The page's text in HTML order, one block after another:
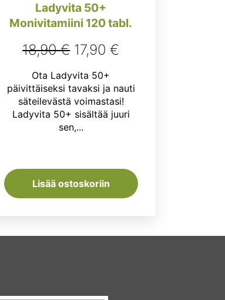
Ladyvita 50+
Monivitamiini 120 tabl.
18,90€ Alkuperäinen
hinta
oli:
18,90 €.
17,90 €
on:
17,90 €.
Ota Ladyvita 50+
päivittäiseksi tavaksi ja nauti
säteilevästä voimastasi!
Ladyvita 50+ sisältää juuri
sen,...
Lisää ostoskoriin